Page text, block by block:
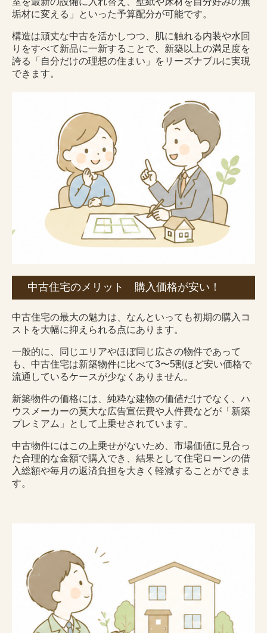
垢材に変える」といった予算配分が可能です。
構造は頑丈な中古を活かしつつ、肌に触れる内装や水回
りをすべて新品に一新することで、新築以上の満足度を
誇る「自分だけの理想の住まい」をリーズナブルに実現
できます。
中古住宅のメリット 購入価格が安い！
中古住宅の最大の魅力は、なんといっても初期の購入コ
ストを大幅に抑えられる点にあります。
一般的に、同じエリアやほぼ同じ広さの物件であって
も、中古住宅は新築物件に比べて3〜5割ほど安い価格で
流通しているケースが少なくありません。
新築物件の価格には、純粋な建物の価値だけでなく、ハ
ウスメーカーの莫大な広告宣伝費や人件費などが「新築
プレミアム」として上乗せされています。
中古物件にはこの上乗せがないため、市場価値に見合っ
た合理的な金額で購入でき、結果として住宅ローンの借
入総額や毎月の返済負担を大きく軽減することができま
す。